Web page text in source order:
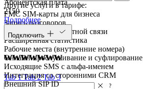
Другие услуги в тарифе:
FMC SIM-карты для бизнеса
Запись разговоров
Умный виджет обратной связи
Расширенная статистика
Рабочие места (внутренние номера)
Онлайн-прослушивание и суфлирование
Исходящие SMS с альфа-именем
Интеграция со сторонними CRM
Внешний SIP ID
Абонентская плата
2150
Подробнее
Подключить
wwwwwww
Tab 1Tab 2Tab 3